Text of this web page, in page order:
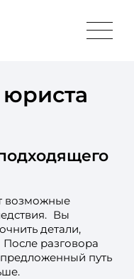
юриста
возможные
Вы
детали,
разговора
путь